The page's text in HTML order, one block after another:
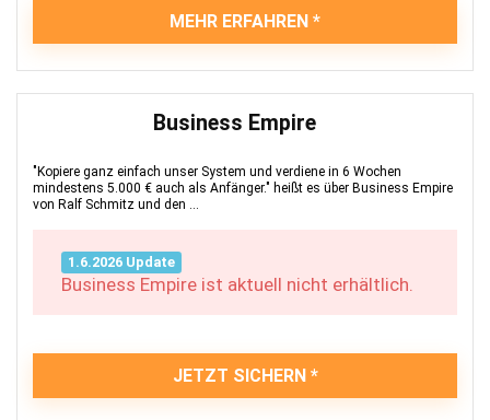
MEHR ERFAHREN
Business Empire
"Kopiere ganz einfach unser System und verdiene in 6 Wochen
mindestens 5.000 € auch als Anfänger." heißt es über Business Empire
von Ralf Schmitz und den ...
1.6.2026 Update
Business Empire ist aktuell nicht erhältlich.
JETZT SICHERN